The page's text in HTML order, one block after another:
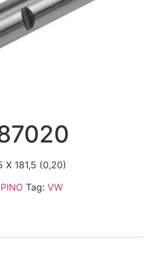
X 181,5 (0,20)
PINO Tag: VW